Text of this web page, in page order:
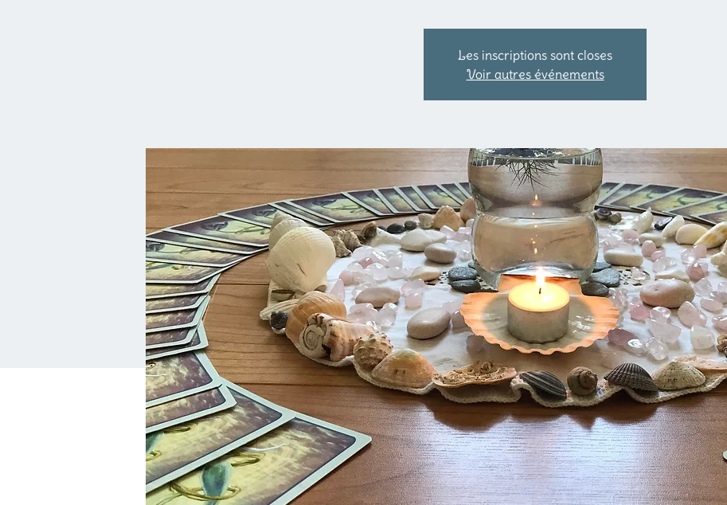
Les inscriptions sont closes
Voir autres événements